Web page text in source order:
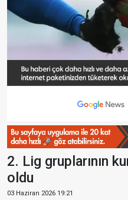
2. Lig gruplarının
oldu
03 Haziran 2026 19:21